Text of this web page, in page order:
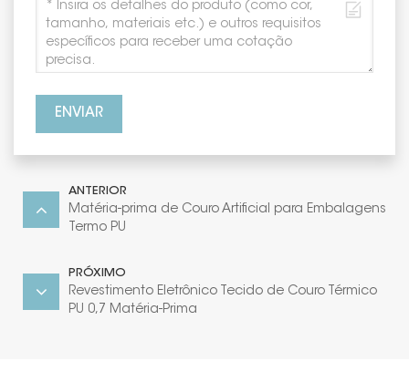
ENVIAR
ANTERIOR
Matéria-prima de Couro Artificial para Embalagens
Termo PU
PRÓXIMO
Revestimento Eletrônico Tecido de Couro Térmico
PU 0,7 Matéria-Prima